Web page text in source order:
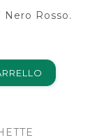
Nero Rosso.